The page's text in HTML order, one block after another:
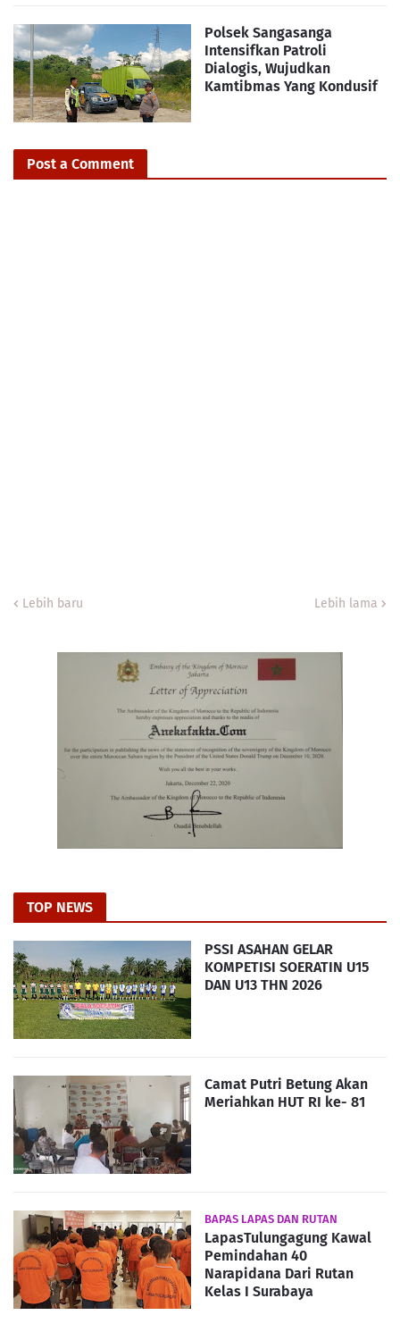
Polsek Sangasanga
Intensifkan Patroli
Dialogis, Wujudkan
Kamtibmas Yang Kondusif
Post a Comment
Lebih baru Lebih lama
TOP NEWS
PSSI ASAHAN GELAR
KOMPETISI SOERATIN U15
DAN U13 THN 2026
Camat Putri Betung Akan
Meriahkan HUT RI ke- 81
BAPAS LAPAS DAN RUTAN
LapasTulungagung Kawal
Pemindahan 40
Narapidana Dari Rutan
Kelas I Surabaya